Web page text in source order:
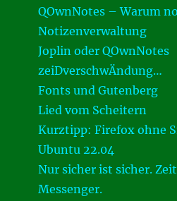
QOwnNotes – Warum
Notizenverwaltung
Joplin oder QOwnNotes
zeiDverschwÄndung…
Fonts und Gutenberg
Lied vom Scheitern
Kurztipp: Firefox ohne
Ubuntu 22.04
Nur sicher ist sicher.
Messenger.